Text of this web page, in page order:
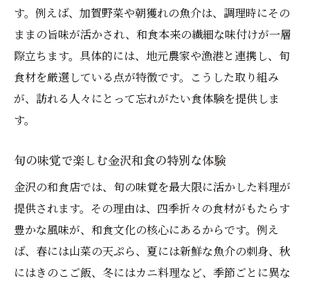
す。例えば、加賀野菜や朝獲れの魚介は、調理時にその
ままの旨味が活かされ、和食本来の繊細な味付けが一層
際立ちます。具体的には、地元農家や漁港と連携し、旬
食材を厳選している点が特徴です。こうした取り組み
が、訪れる人々にとって忘れがたい食体験を提供しま
す。
旬の味覚で楽しむ金沢和食の特別な体験
金沢の和食店では、旬の味覚を最大限に活かした料理が
提供されます。その理由は、四季折々の食材がもたらす
豊かな風味が、和食文化の核心にあるからです。例え
ば、春には山菜の天ぷら、夏には新鮮な魚介の刺身、秋
にはきのこご飯、冬にはカニ料理など、季節ごとに異な